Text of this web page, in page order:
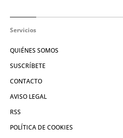
Servicios
QUIÉNES SOMOS
SUSCRÍBETE
CONTACTO
AVISO LEGAL
RSS
POLÍTICA DE COOKIES